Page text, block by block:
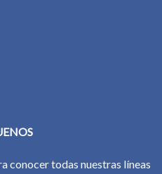
conocer todas nuestras líneas